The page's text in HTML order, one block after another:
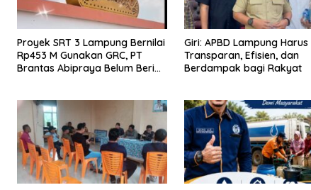
Proyek SRT 3 Lampung Bernilai
Rp453 M Gunakan GRC, PT
Brantas Abipraya Belum Beri
Giri: APBD Lampung Harus
Transparan, Efisien, dan
Berdampak bagi Rakyat